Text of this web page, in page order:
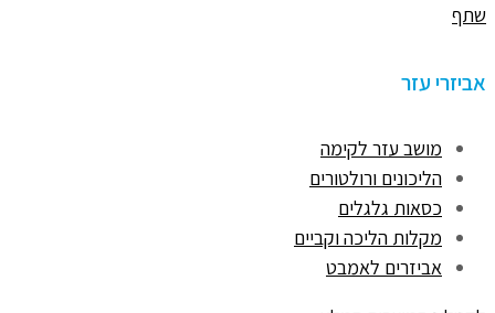
שתף
אביזרי עזר
מושב עזר לקימה
הליכונים ורולטורים
כסאות גלגלים
מקלות הליכה וקביים
אביזרים לאמבט